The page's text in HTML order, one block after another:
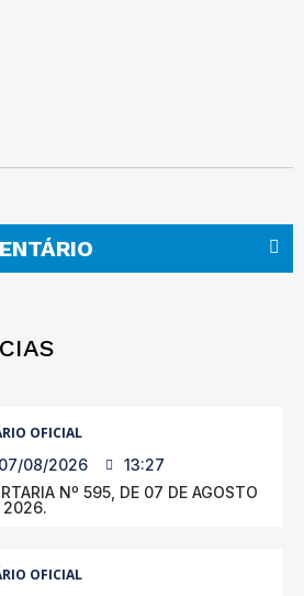
OFICIAL
07/08/2026
13:27
Nº 595, DE 07 DE AGOSTO
2026.
OFICIAL